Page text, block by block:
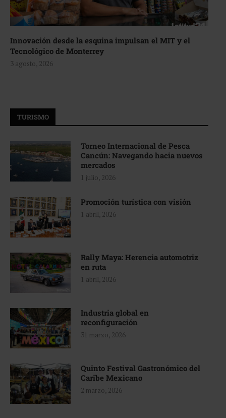
Innovación desde la esquina impulsan el MIT y el
Tecnológico de Monterrey
3 agosto, 2026
TURISMO
Torneo Internacional de Pesca
Cancún: Navegando hacia nuevos
mercados
1 julio, 2026
Promoción turística con visión
1 abril, 2026
Rally Maya: Herencia automotriz
en ruta
1 abril, 2026
Industria global en
reconfiguración
31 marzo, 2026
Quinto Festival Gastronómico del
Caribe Mexicano
2 marzo, 2026